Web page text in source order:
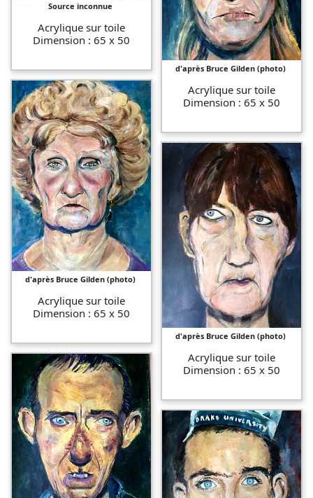
Source inconnue
Acrylique sur toile
Dimension : 65 x 50
d'après Bruce Gilden (photo)
Acrylique sur toile
Dimension : 65 x 50
d'après Bruce Gilden (photo)
Acrylique sur toile
Dimension : 65 x 50
d'après Bruce Gilden (photo)
Acrylique sur toile
Dimension : 65 x 50